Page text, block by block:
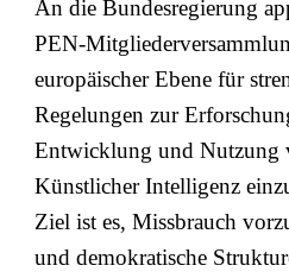
An die Bundesregierung
PEN-
europäischer Ebene für
Regelungen zur
Entwicklung und Nutzung
Künstlicher Intelligenz
Ziel ist es, Missbrauch
und demokratische